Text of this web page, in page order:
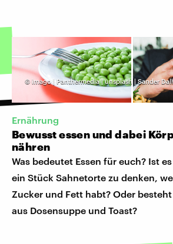
© imago | Panthermedia | unsplash | Sander
Ernährung
Bewusst essen und dabei
nähren
Was bedeutet Essen für euch? Ist
ein Stück Sahnetorte zu denken,
Zucker und Fett habt? Oder
aus Dosensuppe und Toast?